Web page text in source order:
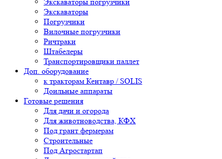
Экскаваторы
Погрузчики
Вилочные погрузчики
Ричтраки
Штабелеры
Транспортировщики паллет
Доп. оборудование
к тракторам Кентавр / SOLIS
Доильные аппараты
Готовые решения
Для дачи и огорода
Для животноводства, КФХ
Под грант фермерам
Строительные
Под Агростартап